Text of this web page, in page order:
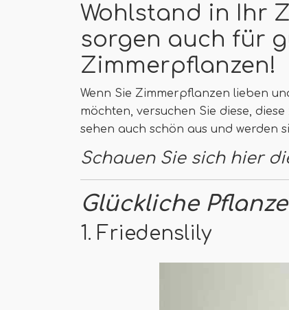
Wohlstand in Ihr
sorgen auch für
Zimmerpflanzen!
Wenn Sie Zimmerpflanzen lieben
möchten, versuchen Sie diese,
sehen auch schön aus und werden
Schauen Sie sich hier
Glückliche
1. Friedenslily